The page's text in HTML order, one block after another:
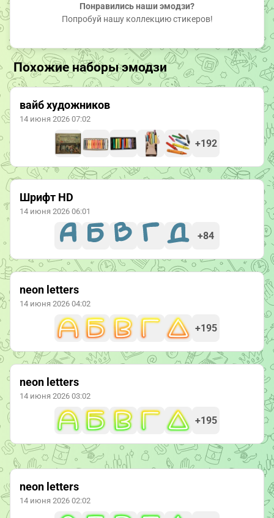
Понравились наши эмодзи?
Попробуй нашу коллекцию стикеров!
Похожие наборы эмодзи
вайб художников
14 июня 2026 07:02
+192
Шрифт HD
14 июня 2026 06:01
+84
neon letters
14 июня 2026 04:02
+195
neon letters
14 июня 2026 03:02
+195
neon letters
14 июня 2026 02:02